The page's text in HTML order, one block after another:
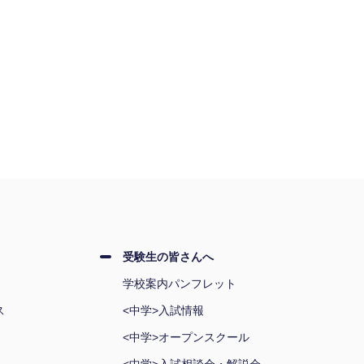
受験生の皆さんへ
学校案内パンフレット
<中学>入試情報
<中学>オープンスクール